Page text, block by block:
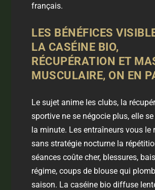
français.
LES BÉNÉFICES
LA CASÉINE BIO,
RÉCUPÉRATION ET
MUSCULAIRE, ON EN
Le sujet anime les clubs, la
sportive ne se négocie plus, elle
la minute. Les entraîneurs vous le
sans stratégie nocturne la
séances coûte cher, blessures,
régime, coups de blouse qui
saison. La caséine bio diffuse